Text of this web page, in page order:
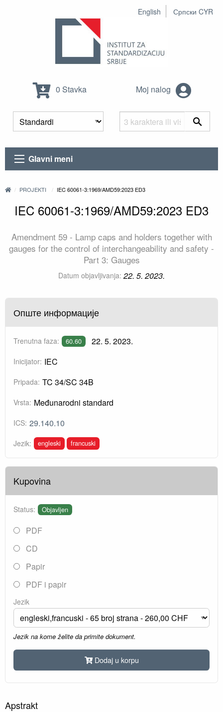
English Српски CYR
0 Stavka Moj nalog
Glavni meni
PROJEKTI IEC 60061-3:1969/AMD59:2023 ED3
IEC 60061-3:1969/AMD59:2023 ED3
Amendment 59 - Lamp caps and holders together with
gauges for the control of interchangeability and safety -
Part 3: Gauges
Datum objavljivanja: 22. 5. 2023.
Опште информације
Trenutna faza: 60.60 22. 5. 2023.
Inicijator: IEC
Pripada: TC 34/SC 34B
Vrsta: Međunarodni standard
ICS: 29.140.10
Jezik: engleski francuski
Kupovina
Status: Objavljen
PDF
CD
Papir
PDF i papir
Jezik
Jezik na kome želite da primite dokument.
Dodaj u korpu
Apstrakt